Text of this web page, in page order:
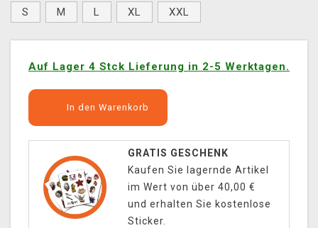
S M L XL XXL
Auf Lager 4 Stck Lieferung in 2-5 Werktagen.
In den Warenkorb
GRATIS GESCHENK
Kaufen Sie lagernde Artikel
im Wert von über 40,00 €
und erhalten Sie kostenlose
Sticker.